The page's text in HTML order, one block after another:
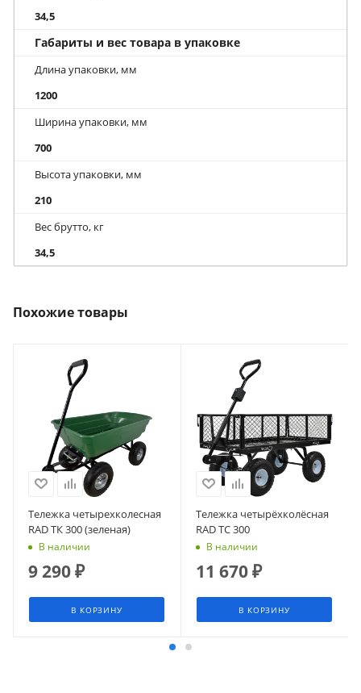
34,5
Габариты и вес товара в упаковке
Длина упаковки, мм
1200
Ширина упаковки, мм
700
Высота упаковки, мм
210
Вес брутто, кг
34,5
Похожие товары
Тележка четырехколесная
RAD ТК 300 (зеленая)
В наличии
9 290₽
В КОРЗИНУ
Тележка четырёхколёсная
RAD ТС 300
В наличии
11 670₽
В КОРЗИНУ